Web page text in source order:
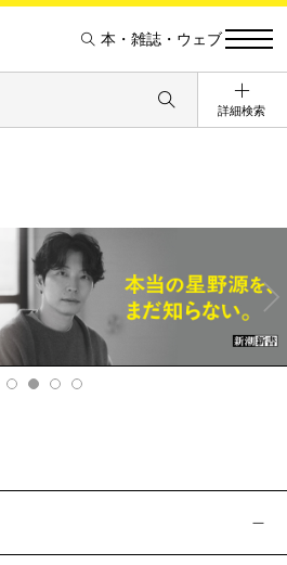
本・雑誌・ウェブ
詳細検索
Ne
xt